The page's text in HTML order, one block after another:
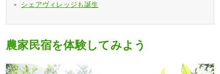
シェアヴィレッジも誕生
農家民宿を体験してみよう